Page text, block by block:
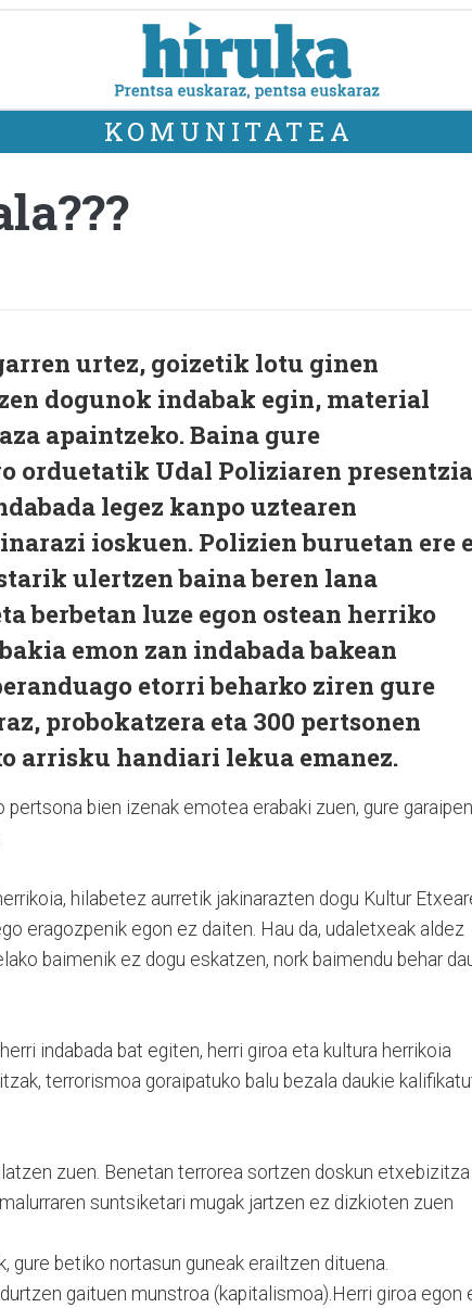
KOMUNITATEA
urtez, goizetik lotu ginen
dogunok indabak egin, material
apaintzeko. Baina gure
orduetatik Udal Poliziaren presentzia
legez kanpo uztearen
ioskuen. Polizien buruetan ere
ulertzen baina beren lana
berbetan luze egon ostean herriko
emon zan indabada bakean
etorri beharko ziren gure
probokatzera eta 300 pertsonen
arrisku handiari lekua emanez.
bien izenak emotea erabaki zuen, gure
hilabetez aurretik jakinarazten dogu Kultur
eragozpenik egon ez daiten. Hau da, udaletxeak aldez
baimenik ez dogu eskatzen, nork baimendu behar
indabada bat egiten, herri giroa eta kultura herrikoia
terrorismoa goraipatuko balu bezala daukie
zuen. Benetan terrorea sortzen doskun etxebizitza
suntsiketari mugak jartzen ez dizkioten zuen
gure betiko nortasun guneak erailtzen dituena.
gaituen munstroa (kapitalismoa).Herri giroa egon